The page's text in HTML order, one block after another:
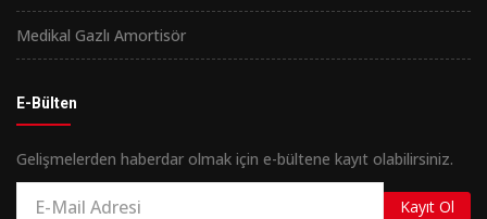
Medikal Gazlı Amortisör
E-Bülten
Gelişmelerden haberdar olmak için e-bültene kayıt olabilirsiniz.
Kayıt Ol